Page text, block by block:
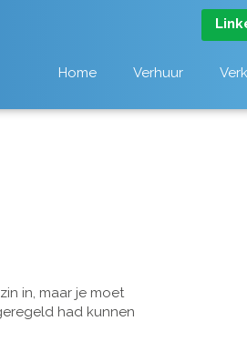
Home Verhuur
in, maar je moet
had kunnen